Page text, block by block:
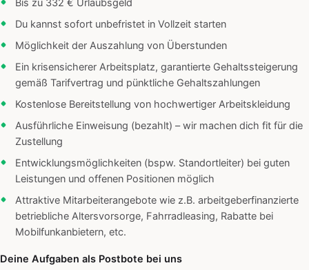
Bis zu 332 € Urlaubsgeld
Du kannst sofort unbefristet in Vollzeit starten
Möglichkeit der Auszahlung von Überstunden
Ein krisensicherer Arbeitsplatz, garantierte Gehaltssteigerung
gemäß Tarifvertrag und pünktliche Gehaltszahlungen
Kostenlose Bereitstellung von hochwertiger Arbeitskleidung
Ausführliche Einweisung (bezahlt) – wir machen dich fit für die
Zustellung
Entwicklungsmöglichkeiten (bspw. Standortleiter) bei guten
Leistungen und offenen Positionen möglich
Attraktive Mitarbeiterangebote wie z.B. arbeitgeberfinanzierte
betriebliche Altersvorsorge, Fahrradleasing, Rabatte bei
Mobilfunkanbietern, etc.
Deine Aufgaben als Postbote bei uns